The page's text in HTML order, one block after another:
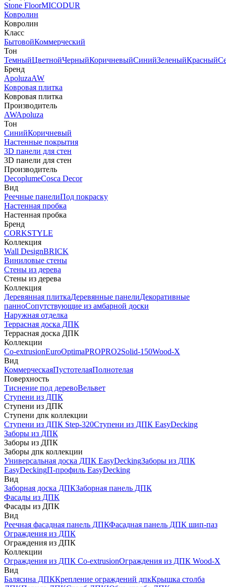
Stone FloorMICODUR
Ковролин
Ковролин
Класс
БытовойКоммерческий
Тон
ТемныйЦветнойЧерныйКоричневыйСинийЗеленыйКрасный
Бренд
ApoluzaAW
Ковровая плитка
Ковровая плитка
Производитель
AWApoluza
Тон
СинийКоричневый
Настенные покрытия
3D панели для стен
3D панели для стен
Производитель
DecoplumeCosca Decor
Вид
Реечные панелиПод покраску
Настенная пробка
Настенная пробка
Бренд
CORKSTYLE
Коллекция
Wall DesignBRICK
Виниловые стены
Стены из дерева
Стены из дерева
Коллекция
Деревянная плиткаДеревянные панелиДекоративные
панноСопутствующие из амбарной доски
Наружная отделка
Террасная доска ДПК
Террасная доска ДПК
Коллекции
Co-extrusionEuroOptimaPROPRO2Solid-150Wood-X
Вид
КоммерческаяПустотелаяПолнотелая
Поверхность
Тиснение под деревоВельвет
Ступени из ДПК
Ступени из ДПК
Ступени дпк коллекции
Ступени из ДПК Step-320Ступени из ДПК EasyDecking
Заборы из ДПК
Заборы из ДПК
Заборы дпк коллекции
Универсальная доска ДПК EasyDeckingЗаборы из ДПК
EasyDeckingП-профиль EasyDecking
Вид
Заборная доска ДПКЗаборная панель ДПК
Фасады из ДПК
Фасады из ДПК
Вид
Реечная фасадная панель ДПКФасадная панель ДПК шип-паз
Ограждения из ДПК
Ограждения из ДПК
Коллекции
Ограждения из ДПК Co-extrusionОграждения из ДПК Wood-X
Вид
Балясина ДПККрепление ограждений дпкКрышка столба